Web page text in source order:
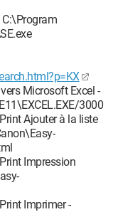
C:\Program
Microsoft Excel -
3000
Ajouter à la liste
Impression
Imprimer -